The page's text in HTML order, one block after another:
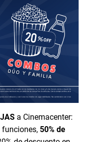
a Cinemacenter:
funciones, 50% de